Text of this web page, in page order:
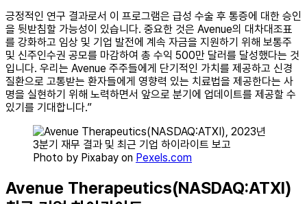
긍정적인 연구 결과로서 이 프로그램은 급성 수술 후 통증에 대한 승인
을 뒷받침할 가능성이 있습니다. 중요한 것은 Avenue의 대차대조표
를 강화하고 임상 및 기업 발전에 계속 자금을 지원하기 위해 보통주
및 신주인수권 공모를 마감하여 총 수익 500만 달러를 달성했다는 것
입니다. 우리는 Avenue 주주들에게 단기적인 가치를 제공하고 신경
질환으로 고통받는 환자들에게 영향력 있는 치료법을 제공한다는 사
명을 실현하기 위해 노력하면서 앞으로 분기에 업데이트를 제공할 수
있기를 기대합니다.”
Photo by Pixabay on Pexels.com
Avenue Therapeutics(NASDAQ:ATXI)